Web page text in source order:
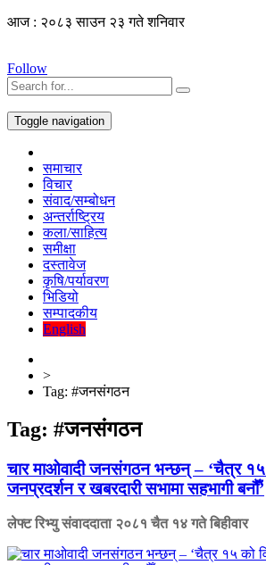
आज : २०८३ साउन २३ गते शनिवार
Follow
Toggle navigation
समाचार
विचार
संवाद/सम्बोधन
अन्तर्राष्ट्रिय
कला/साहित्य
समीक्षा
दस्तावेज
कृषि/पर्यावरण
भिडियो
सम्पादकीय
English
>
Tag: #जनसंगठन
Tag: #जनसंगठन
चार माओवादी जनसंगठन भन्छन् – ‘चैत्र १५
जनप्रदर्शन र खबरदारी सभामा सहभागी बनौँ’
लेफ्ट रिभ्यु संवाददाता २०८१ चैत १४ गते बिहीवार